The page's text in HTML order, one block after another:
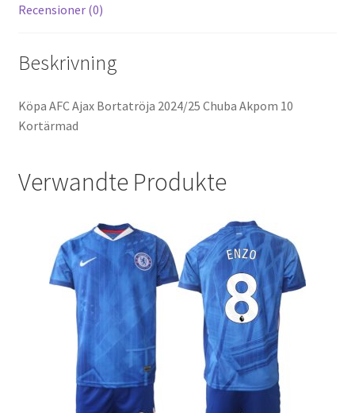
Recensioner (0)
Beskrivning
Köpa AFC Ajax Bortatröja 2024/25 Chuba Akpom 10
Kortärmad
Verwandte Produkte